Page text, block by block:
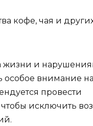
кофе, чая и
жизни и
особое внимание
провести
исключить